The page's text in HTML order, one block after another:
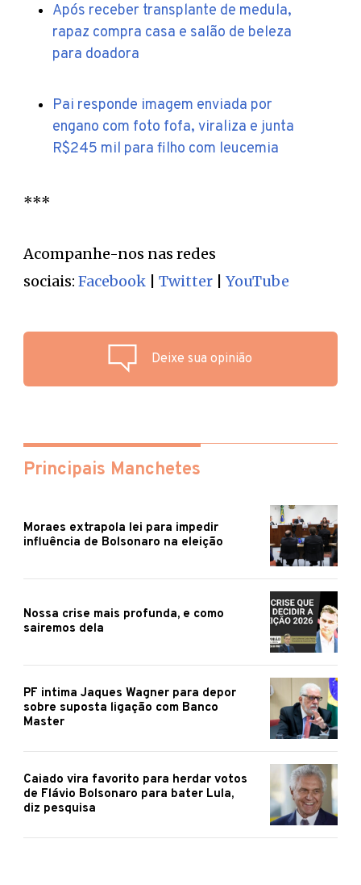
Após receber transplante de medula,
rapaz compra casa e salão de beleza
para doadora
Pai responde imagem enviada por
engano com foto fofa, viraliza e junta
R$245 mil para filho com leucemia
***
Acompanhe-nos nas redes
sociais: Facebook Twitter YouTube
Deixe sua opinião
Principais Manchetes
Moraes extrapola lei para impedir
influência de Bolsonaro na eleição
Nossa crise mais profunda, e como
sairemos dela
PF intima Jaques Wagner para depor
sobre suposta ligação com Banco
Master
Caiado vira favorito para herdar votos
de Flávio Bolsonaro para bater Lula,
diz pesquisa